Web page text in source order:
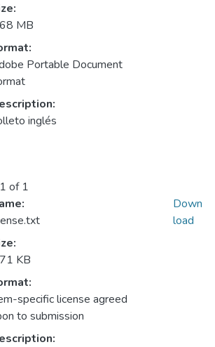
MB
Portable Document
inglés
of 1
KB
specific license agreed
to submission
Down
load